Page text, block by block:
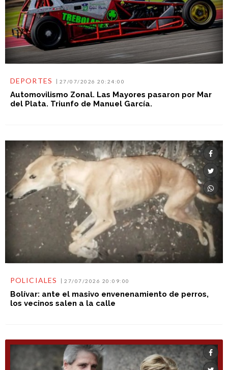
DEPORTES 27/07/2026 20:24:00
Automovilismo Zonal. Las Mayores pasaron por Mar
del Plata. Triunfo de Manuel García.
POLICIALES 27/07/2026 20:09:00
Bolívar: ante el masivo envenenamiento de perros,
los vecinos salen a la calle